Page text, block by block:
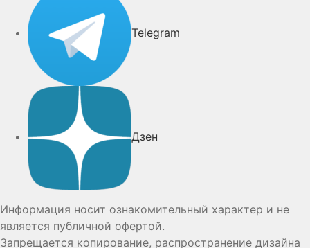
Telegram
Дзен
Информация носит ознакомительный характер и не
является публичной офертой.
Запрещается копирование, распространение дизайна